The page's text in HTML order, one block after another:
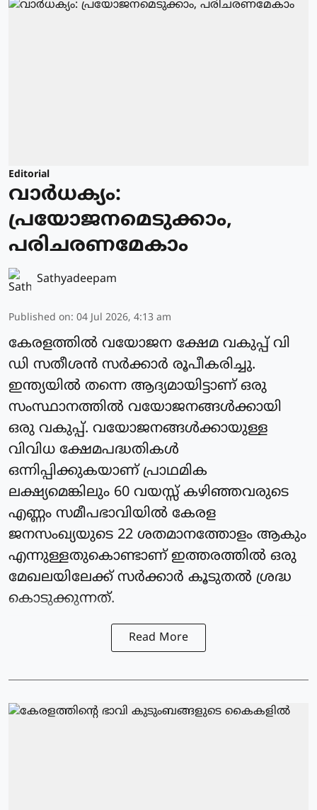
Editorial
വാർധക്യം:
പ്രയോജനമെടുക്കാം,
പരിചരണമേകാം
Sathyadeepam
Published on: 04 Jul 2026, 4:13 am
കേരളത്തിൽ വയോജന ക്ഷേമ വകുപ്പ് വി
ഡി സതീശൻ സർക്കാർ രൂപീകരിച്ചു.
ഇന്ത്യയിൽ തന്നെ ആദ്യമായിട്ടാണ് ഒരു
സംസ്ഥാനത്തിൽ വയോജനങ്ങൾക്കായി
ഒരു വകുപ്പ്. വയോജനങ്ങൾക്കായുള്ള
വിവിധ ക്ഷേമപദ്ധതികൾ
ഒന്നിപ്പിക്കുകയാണ് പ്രാഥമിക
ലക്ഷ്യമെങ്കിലും 60 വയസ്സ് കഴിഞ്ഞവരുടെ
എണ്ണം സമീപഭാവിയിൽ കേരള
ജനസംഖ്യയുടെ 22 ശതമാനത്തോളം ആകും
എന്നുള്ളതുകൊണ്ടാണ് ഇത്തരത്തിൽ ഒരു
മേഖലയിലേക്ക് സർക്കാർ കൂടുതൽ ശ്രദ്ധ
കൊടുക്കുന്നത്.
Read More